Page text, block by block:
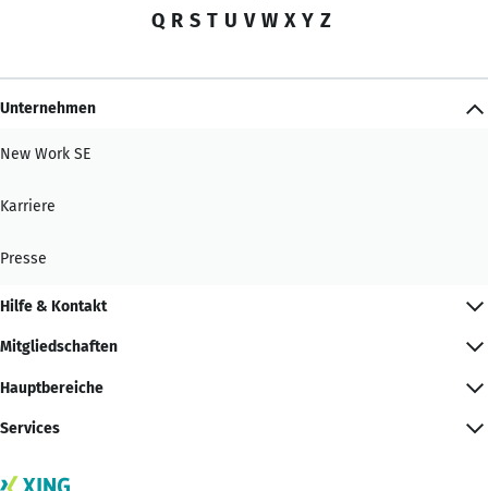
Q R S T U V W X Y Z
Unternehmen
New Work SE
Karriere
Presse
Hilfe & Kontakt
Mitgliedschaften
Hauptbereiche
Services